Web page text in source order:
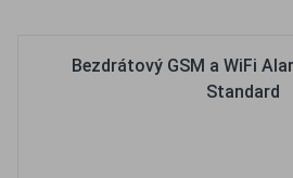
Bezdrátový GSM a WiFi
Standard